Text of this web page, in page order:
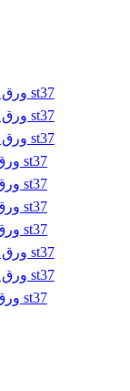
ورق سیاه ضخامت 15 میلیمتر فابریک فولاد st37
ورق سیاه ضخامت 10 میلیمتر فابریک فولاد st37
ورق سیاه ضخامت 12 میلیمتر فابریک فولاد st37
ورق سیاه ضخامت 5 میلیمتر فابریک فولاد st37
ورق سیاه ضخامت 8 میلیمتر فابریک فولاد st37
ورق سیاه ضخامت 6 میلیمتر فابریک فولاد st37
ورق سیاه ضخامت 8 میلیمتر فابریک فولاد st37
ورق سیاه ضخامت 10 میلیمتر فابریک فولاد st37
ورق سیاه ضخامت 12 میلیمتر فابریک فولاد st37
ورق سیاه ضخامت 3 میلیمتر فابریک فولاد st37